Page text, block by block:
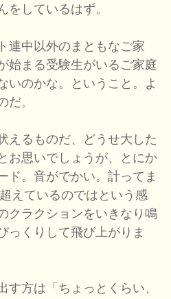
をしているはず。
連中以外のまともなご家
始まる受験生がいるご家庭
いのかな。ということ。よ
だ。
えるものだ、どうせ大した
お思いでしょうが、とにか
ド。音がでかい。計ってま
えているのではという感
クラクションをいきなり鳴
っくりして飛び上がりま
方は「ちょっとくらい、